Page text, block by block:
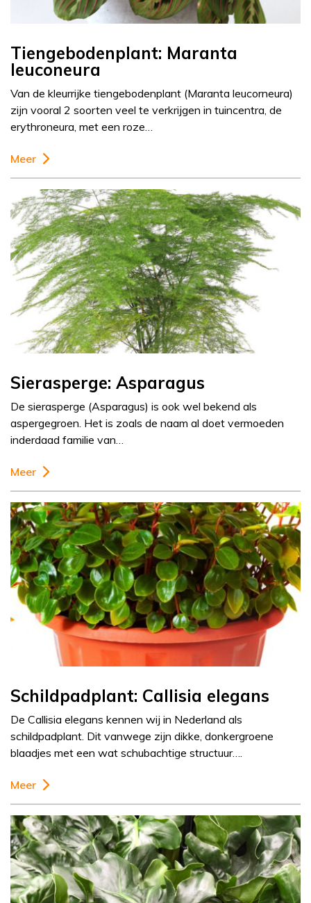
Tiengebodenplant: Maranta
leuconeura
Van de kleurrijke tiengebodenplant (Maranta leucorneura)
zijn vooral 2 soorten veel te verkrijgen in tuincentra, de
erythroneura, met een roze…
Meer
Sierasperge: Asparagus
De sierasperge (Asparagus) is ook wel bekend als
aspergegroen. Het is zoals de naam al doet vermoeden
inderdaad familie van…
Meer
Schildpadplant: Callisia elegans
De Callisia elegans kennen wij in Nederland als
schildpadplant. Dit vanwege zijn dikke, donkergroene
blaadjes met een wat schubachtige structuur….
Meer